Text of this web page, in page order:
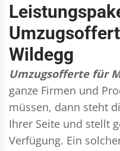
Wildegg
Umzugsofferte für
ganze Firmen und
müssen, dann steht
Ihrer Seite und stellt
Verfügung. Ein